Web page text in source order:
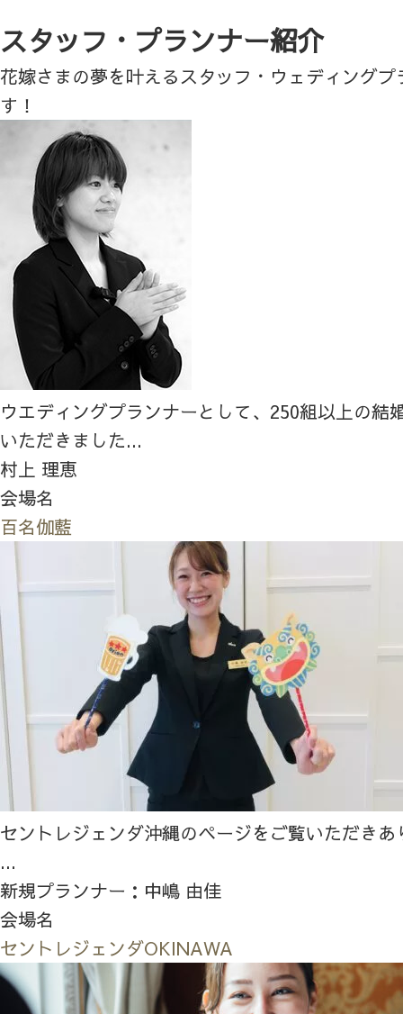
スタッフ・プランナー紹介
花嫁さまの夢を叶えるスタッフ・ウェディング
す！
ウエディングプランナーとして、250組以上の結
いただきました...
村上 理恵
会場名
百名伽藍
セントレジェンダ沖縄のページをご覧いただき
...
新規プランナー：中嶋 由佳
会場名
セントレジェンダOKINAWA